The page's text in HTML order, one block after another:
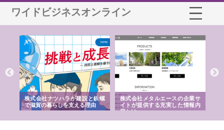
ワイドビジネスオンライン
ハラが建設と鋲螺
を支える理由
株式会社メタルエースの企業サ
イトが提供する充実した情報内
容とは
株式会社ＣＳＡの事業内
みを徹底解説